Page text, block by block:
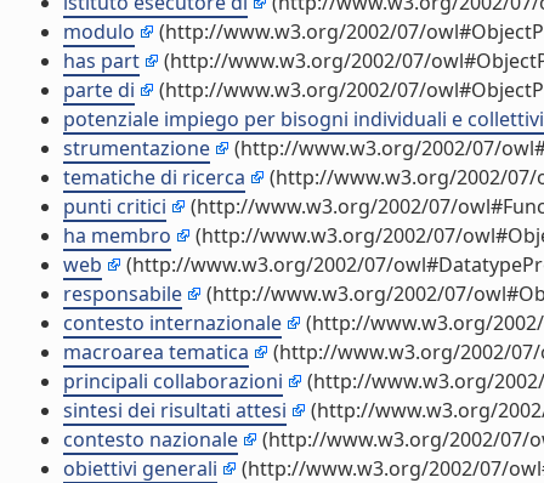
modulo
(http://www.w3.org/2002/07/
has part
(http://www.w3.org/2002/07/
parte di
(http://www.w3.org/2002/07/
potenziale impiego per bisogni individuali e collettivi
strumentazione
(http://www.w3.org/2002/07/
tematiche di ricerca
(http://www.w3.org/2002/
punti critici
(http://www.w3.org/2002/07/
ha membro
(http://www.w3.org/2002/07/
web
(http://www.w3.org/2002/07/
responsabile
(http://www.w3.org/2002/07/
contesto internazionale
(http://www.w3.org/
macroarea tematica
(http://www.w3.org/2002/
principali collaborazioni
(http://www.w3.org/
sintesi dei risultati attesi
(http://www.w3.org/
contesto nazionale
(http://www.w3.org/2002/07/
obiettivi generali
(http://www.w3.org/2002/07/